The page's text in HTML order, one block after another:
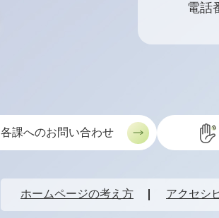
電話
各課へのお問い合わせ
ホームページの考え方 アクセシ